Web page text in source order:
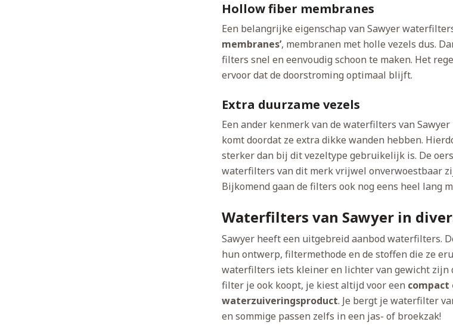
Hollow fiber membranes
Een belangrijke eigenschap van Sawyer
membranes’, membranen met holle vezels dus.
filters snel en eenvoudig schoon te maken. Het
ervoor dat de doorstroming optimaal blijft.
Extra duurzame vezels
Een ander kenmerk van de waterfilters van Sawyer
komt doordat ze extra dikke wanden hebben.
sterker dan bij dit vezeltype gebruikelijk is. De
waterfilters van dit merk vrijwel onverwoestbaar
Bijkomend gaan de filters ook nog eens heel lang
Waterfilters van Sawyer in
Sawyer heeft een uitgebreid aanbod waterfilters.
hun ontwerp, filtermethode en de stoffen die ze
waterfilters iets kleiner en lichter van gewicht zijn
filter je ook koopt, je kiest altijd voor een compact
waterzuiveringsproduct. Je bergt je waterfilter
en sommige passen zelfs in een jas- of broekzak!